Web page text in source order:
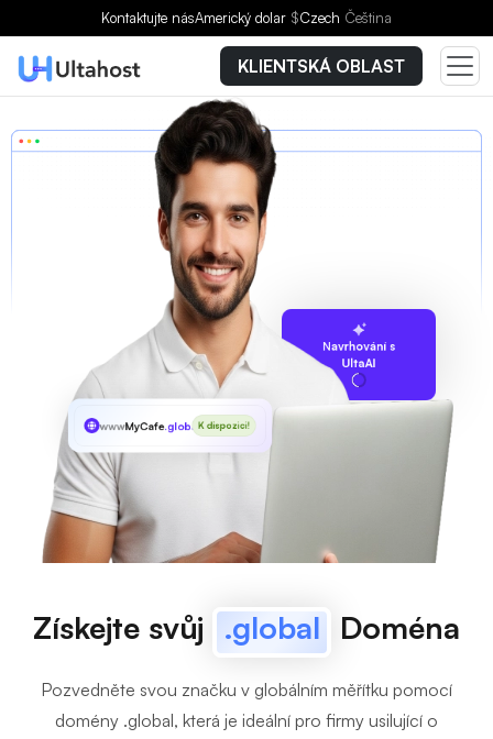
Kontaktujte násAmerický dolar $Czech Čeština
KLIENTSKÁ OBLAST
Navrhování s
UltaAI
wwwMyCafe.globalK dispozici!
Získejte svůj .global Doména
Pozvedněte svou značku v globálním měřítku pomocí
domény .global, která je ideální pro firmy usilující o